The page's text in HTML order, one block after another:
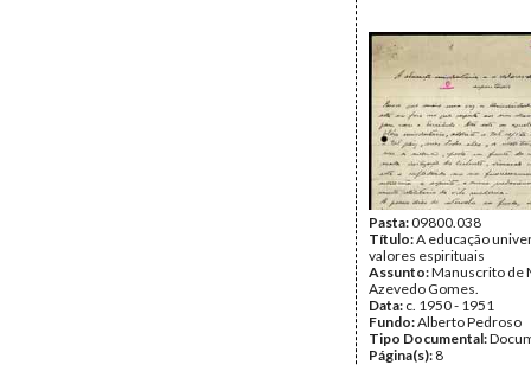
Pasta:09800.038
Título:A educação
valores espirituais
Assunto:Manuscrito de
Azevedo Gomes.
Data: c. 1950 - 1951
Fundo:Alberto Pedroso
Tipo Documental:
Página(s): 8